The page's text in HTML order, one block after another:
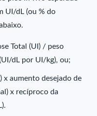
UI/dL (ou % do
Total (UI) / peso
dL por UI/kg), ou;
x aumento desejado de
x recíproco da